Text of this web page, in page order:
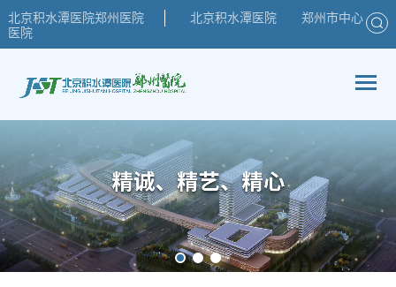
北京积水潭医院郑州医院 北京积水潭医院
郑州市中心
医院